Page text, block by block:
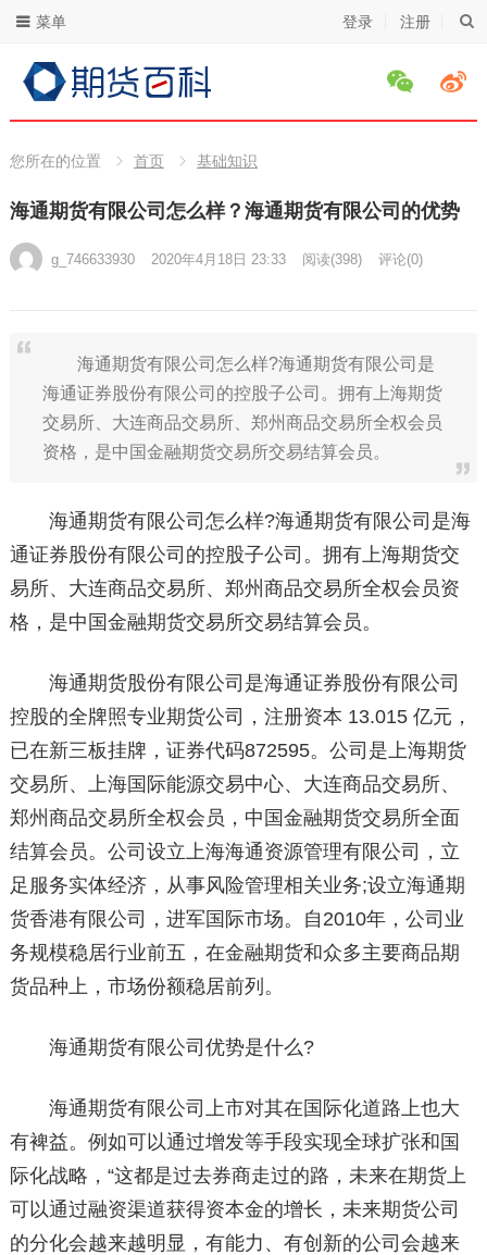
登录 注册
菜单
您所在的位置 首页 基础知识
海通期货有限公司怎么样？海通期货有限公司的优势
g_746633930 2020年4月18日 23:33 阅读(398) 评论(0)
海通期货有限公司怎么样?海通期货有限公司是
海通证券股份有限公司的控股子公司。拥有上海期货
交易所、大连商品交易所、郑州商品交易所全权会员
资格，是中国金融期货交易所交易结算会员。
海通期货有限公司怎么样?海通期货有限公司是海
通证券股份有限公司的控股子公司。拥有上海期货交
易所、大连商品交易所、郑州商品交易所全权会员资
格，是中国金融期货交易所交易结算会员。
海通期货股份有限公司是海通证券股份有限公司
控股的全牌照专业期货公司，注册资本 13.015 亿元，
已在新三板挂牌，证券代码872595。公司是上海期货
交易所、上海国际能源交易中心、大连商品交易所、
郑州商品交易所全权会员，中国金融期货交易所全面
结算会员。公司设立上海海通资源管理有限公司，立
足服务实体经济，从事风险管理相关业务;设立海通期
货香港有限公司，进军国际市场。自2010年，公司业
务规模稳居行业前五，在金融期货和众多主要商品期
货品种上，市场份额稳居前列。
海通期货有限公司优势是什么?
海通期货有限公司上市对其在国际化道路上也大
有裨益。例如可以通过增发等手段实现全球扩张和国
际化战略，“这都是过去券商走过的路，未来在期货上
可以通过融资渠道获得资本金的增长，未来期货公司
的分化会越来越明显，有能力、有创新的公司会越来